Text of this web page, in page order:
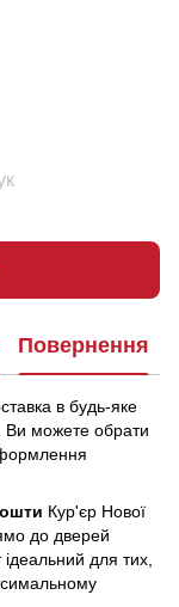
Повернення
в будь-яке
Ви можете обрати
Кур'єр Нової
до дверей
для тих,